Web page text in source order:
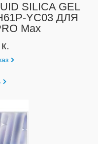
SILICA GEL
YC03 ДЛЯ
Max